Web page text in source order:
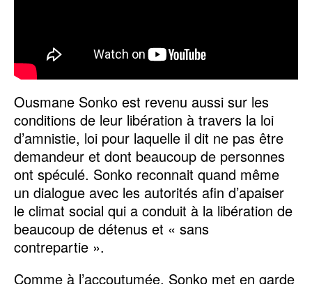
Ousmane Sonko est revenu aussi sur les
conditions de leur libération à travers la loi
d’amnistie, loi pour laquelle il dit ne pas être
demandeur et dont beaucoup de personnes
ont spéculé. Sonko reconnait quand même
un dialogue avec les autorités afin d’apaiser
le climat social qui a conduit à la libération de
beaucoup de détenus et « sans
contrepartie ».
Comme à l’accoutumée, Sonko met en garde